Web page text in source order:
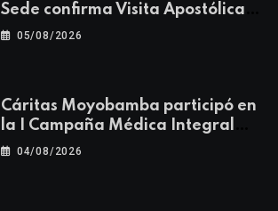
Sede confirma Visita Apostólica
del 11 al 17 de noviembre
05/08/2026
Cáritas Moyobamba participó en
la I Campaña Médica Integral
Gratuita llevando salud y
04/08/2026